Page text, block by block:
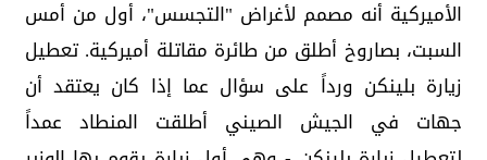
الأميركية أنه مصمم لأغراض "التجسس"، أول من أمس
السبت، بصاروخ أطلق من طائرة مقاتلة أميركية. تعطيل
زيارة بلينكن ورداً على سؤال عما إذا كان يعتقد أن
جهات في الجيش الصيني أطلقت المنطاد عمداً